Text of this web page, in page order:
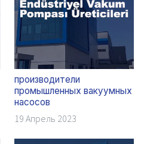
производители
промышленных вакуумных
насосов
19 Апрель 2023